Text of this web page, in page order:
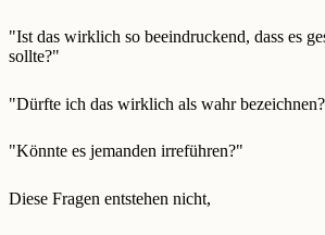
"Ist das wirklich so beeindruckend, dass es
sollte?"
"Dürfte ich das wirklich als wahr
"Könnte es jemanden irreführen?"
Diese Fragen entstehen nicht,